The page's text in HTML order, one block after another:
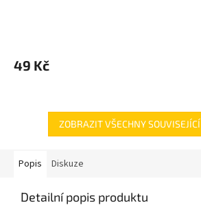
49 Kč
ZOBRAZIT VŠECHNY
Popis Diskuze
Detailní popis produktu